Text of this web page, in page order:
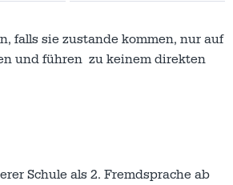
falls sie zustande kommen, nur auf
und führen zu keinem direkten
Schule als 2. Fremdsprache ab